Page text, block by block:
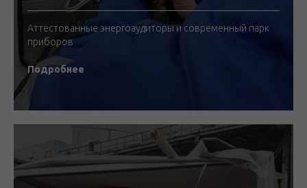
Аттестованные энергоаудиторы и современный парк
приборов
Подробнее